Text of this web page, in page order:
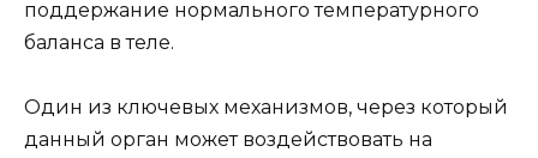
поддержание нормального температурного
баланса в теле.
Один из ключевых механизмов, через который
данный орган может воздействовать на